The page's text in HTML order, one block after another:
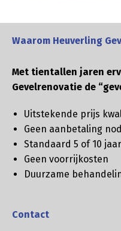
Waarom Heuverling
Met tientallen jaren
Gevelrenovatie de
Uitstekende prijs
Geen aanbetaling
Standaard 5 of 10
Geen voorrijkosten
Duurzame
Contact